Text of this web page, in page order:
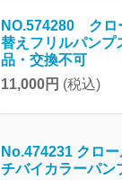
NO.574280 クロ
替えフリルパン
品・交換不可
11,000円 (税込)
No.474231 クロ
チバイカラーパ